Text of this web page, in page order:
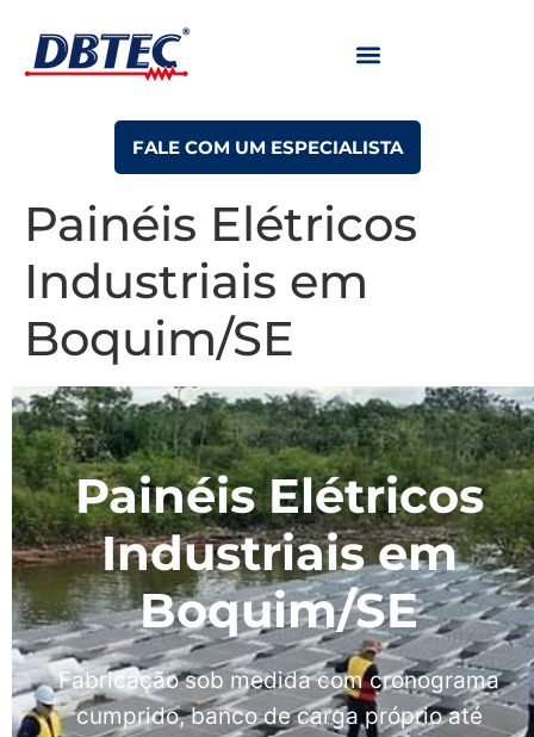
FALE COM UM ESPECIALISTA
Painéis Elétricos
Industriais em
Boquim/SE
Painéis Elétricos
Industriais em
Boquim/SE
Fabricação sob medida com cronograma
cumprido, banco de carga próprio até